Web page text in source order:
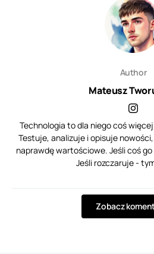
Author
Mateusz
Technologia to dla niego coś
Testuje, analizuje i opisuje
naprawdę wartościowe. Jeśli coś
Jeśli rozczaruje -
Zobacz